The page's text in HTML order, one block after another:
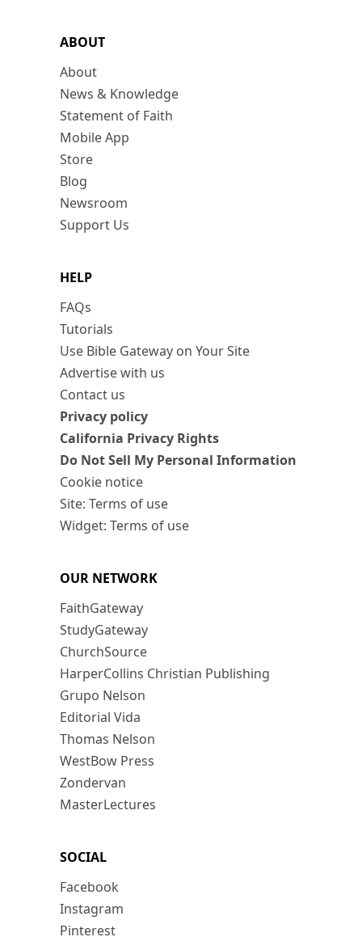
ABOUT
About
News & Knowledge
Statement of Faith
Mobile App
Store
Blog
Newsroom
Support Us
HELP
FAQs
Tutorials
Use Bible Gateway on Your Site
Advertise with us
Contact us
Privacy policy
California Privacy Rights
Do Not Sell My Personal Information
Cookie notice
Site: Terms of use
Widget: Terms of use
OUR NETWORK
FaithGateway
StudyGateway
ChurchSource
HarperCollins Christian Publishing
Grupo Nelson
Editorial Vida
Thomas Nelson
WestBow Press
Zondervan
MasterLectures
SOCIAL
Facebook
Instagram
Pinterest